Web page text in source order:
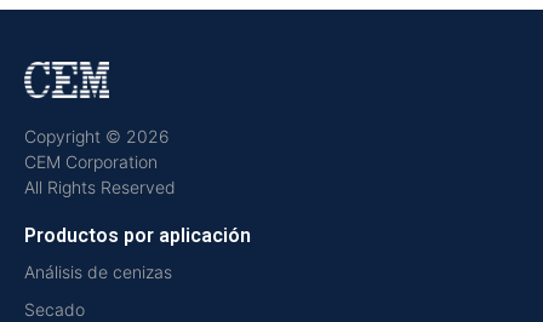
Copyright © 2026
CEM Corporation
All Rights Reserved
Productos por aplicación
Análisis de cenizas
Secado